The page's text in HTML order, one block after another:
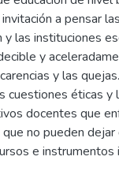
a pensar
las instituciones
y
y las
cuestiones éticas
docentes que
no pueden
e instrumentos